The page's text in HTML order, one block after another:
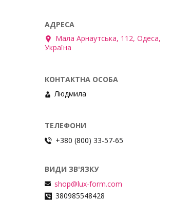
Мала Арнаутська, 112, Одеса,
Україна
Людмила
+380 (800) 33-57-65
shop@lux-form.com
380985548428